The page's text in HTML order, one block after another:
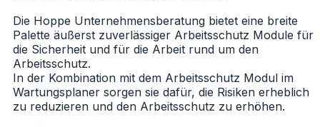
Die Hoppe Unternehmensberatung bietet eine breite
Palette äußerst zuverlässiger Arbeitsschutz Module für
die Sicherheit und für die Arbeit rund um den
Arbeitsschutz.
In der Kombination mit dem Arbeitsschutz Modul im
Wartungsplaner sorgen sie dafür, die Risiken erheblich
zu reduzieren und den Arbeitsschutz zu erhöhen.